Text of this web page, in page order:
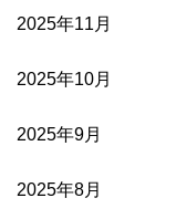
2025年11月
2025年10月
2025年9月
2025年8月